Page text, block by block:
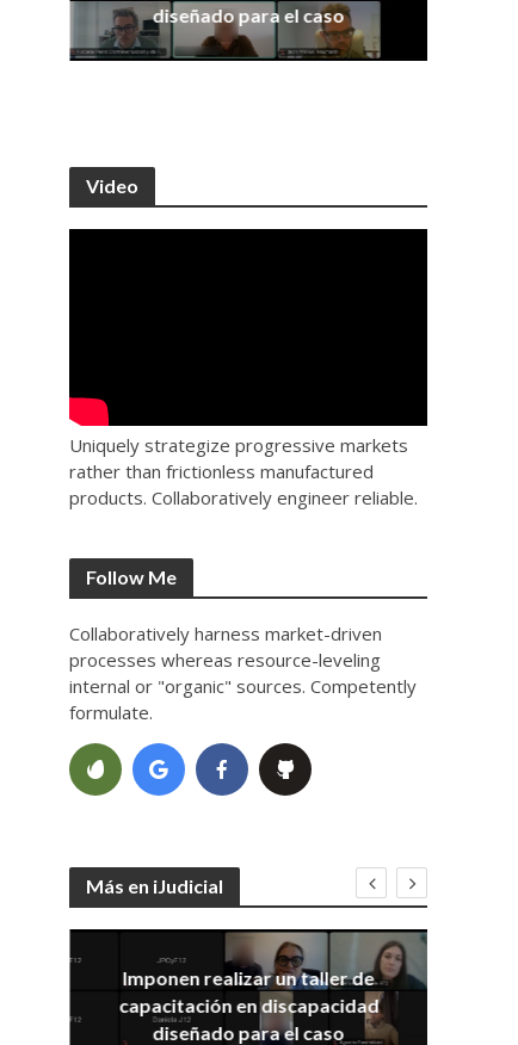
diseñado para el caso
Video
Uniquely strategize progressive markets
rather than frictionless manufactured
products. Collaboratively engineer reliable.
Follow Me
Collaboratively harness market-driven
processes whereas resource-leveling
internal or "organic" sources. Competently
formulate.
Más en iJudicial
Imponen realizar un taller de
capacitación en discapacidad
diseñado para el caso